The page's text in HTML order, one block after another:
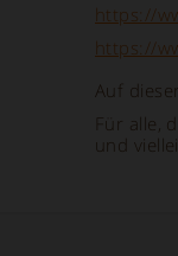
https://
https://
Auf
Für alle,
und